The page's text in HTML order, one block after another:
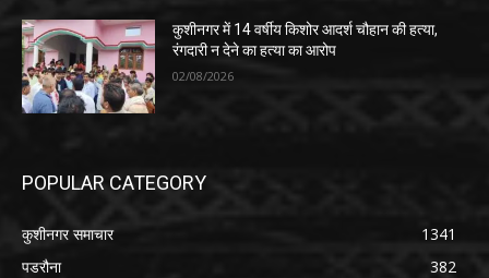
कुशीनगर में 14 वर्षीय किशोर आदर्श चौहान की हत्या,
रंगदारी न देने का हत्या का आरोप
02/08/2026
POPULAR CATEGORY
कुशीनगर समाचार
1341
पडरौना
382